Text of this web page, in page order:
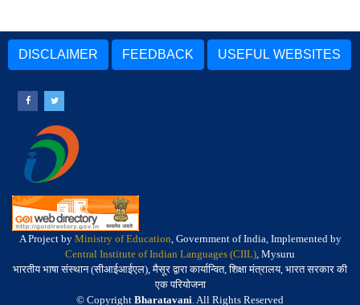
DISCLAIMER FEEDBACK USEFUL WEBSITES
A Project by Ministry of Education, Government of India, Implemented by
Central Institute of Indian Languages (CIIL), Mysuru
भारतीय भाषा संस्थान (सीआईआईएल), मैसूर द्वारा कार्यान्वित, शिक्षा मंत्रालय, भारत सरकार की
एक परियोजना
© Copyright Bharatavani. All Rights Reserved